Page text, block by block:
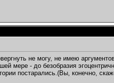
не могу, не имею
мере - до безобразия
постарались.(Вы, конечно,